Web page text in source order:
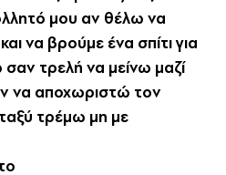
μου αν θέλω να
να βρούμε ένα σπίτι για
τρελή να μείνω μαζί
να αποχωριστώ τον
τρέμω μη με